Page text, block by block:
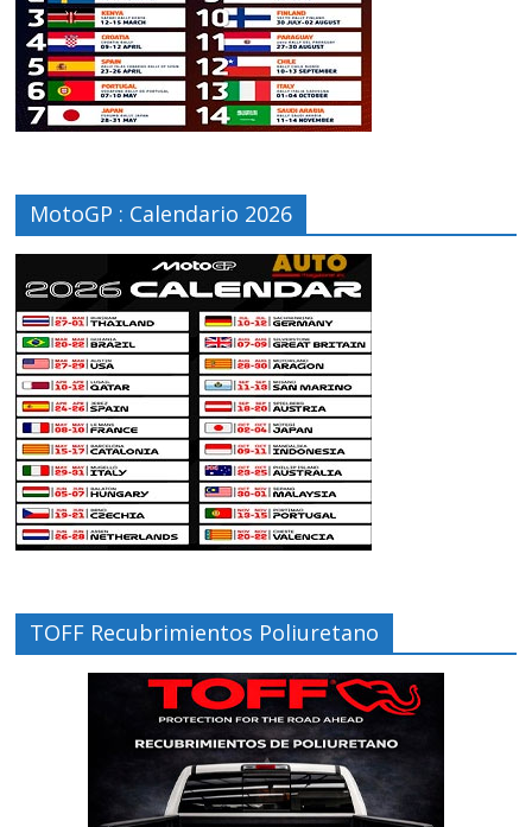
MotoGP : Calendario 2026
TOFF Recubrimientos Poliuretano